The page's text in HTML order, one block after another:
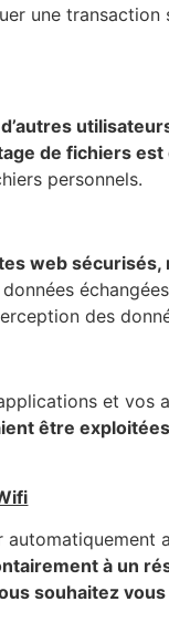
une transaction
de fichiers
personnels.
web
des
et vos
être
à un
souhaitez